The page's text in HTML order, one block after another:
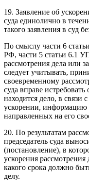
19. Заявление об
суда единолично в
такого заявления в суд
По смыслу части 6
РФ, части 5 статьи 6.1
рассмотрения дела или
следует учитывать,
своевременному
суда вправе
находится дело, в связи
ускорении, информацию
направленных на его
20. По результатам
председатель суда
(постановление), в
ускорения
какого срока должно
делу.